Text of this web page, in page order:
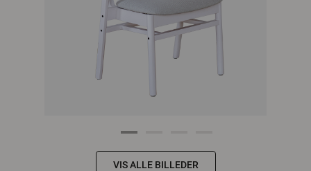
VIS ALLE BILLEDER